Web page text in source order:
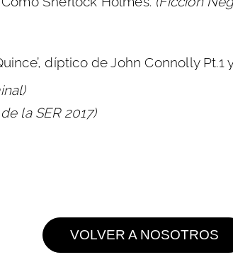
, díptico de John Connolly Pt.1
la SER 2017)
VOLVER A NOSOTROS